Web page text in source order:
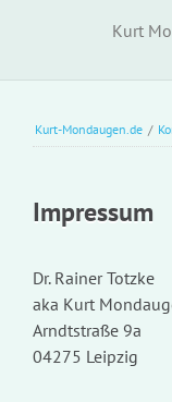
Kurt
Kurt-Mondaugen.de /
Impressum
Dr. Rainer Totzke
aka Kurt
Arndtstraße 9a
04275 Leipzig